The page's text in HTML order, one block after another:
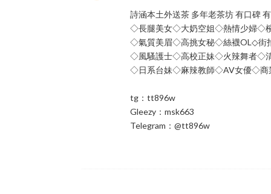
詩涵本土外送茶 多年老茶坊 有口碑
◇長腿美女◇大奶空姐◇熱情少婦◇
◇氣質美眉◇高挑女秘◇絲襪OL◇街
◇風騷護士◇高校正妹◇火辣舞者◇
◇日系台妹◇麻辣教師◇AV女優◇商
tg：tt896w
Gleezy：msk663
Telegram：@tt896w